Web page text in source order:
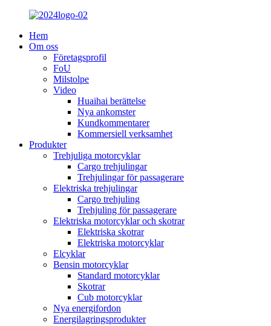
Hem
Om oss
Företagsprofil
FoU
Milstolpe
Video
Huaihai berättelse
Nya ankomster
Kundkommentarer
Kommersiell verksamhet
Produkter
Trehjuliga motorcyklar
Cargo trehjulingar
Trehjulingar för passagerare
Elektriska trehjulingar
Cargo trehjuling
Trehjuling för passagerare
Elektriska motorcyklar och skotrar
Elektriska skotrar
Elektriska motorcyklar
Elcyklar
Bensin motorcyklar
Standard motorcyklar
Skotrar
Cub motorcyklar
Nya energifordon
Energilagringsprodukter